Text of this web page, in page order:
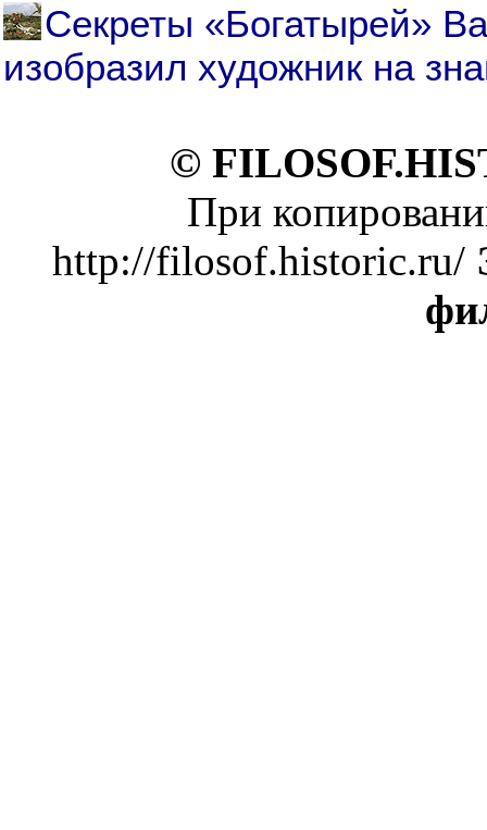
Секреты «Богатырей»
изобразил художник на
©
При
http://filosof.historic.ru/